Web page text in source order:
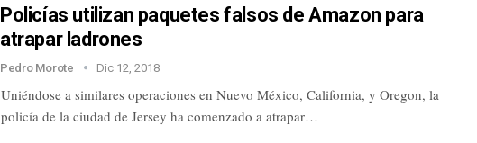
Policías utilizan paquetes falsos de Amazon para
atrapar ladrones
Pedro Morote Dic 12, 2018
Uniéndose a similares operaciones en Nuevo México, California, y Oregon, la
policía de la ciudad de Jersey ha comenzado a atrapar…